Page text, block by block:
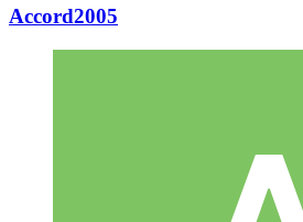
Accord2005